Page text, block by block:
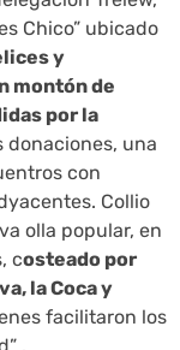
Chico” ubicado
y
montón de
por la
donaciones, una
con
Collio
olla popular, en
costeado por
la Coca y
facilitaron los